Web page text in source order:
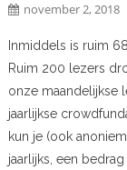
november 2, 2018
Inmiddels is ruim
Ruim 200 lezers
onze maandelijkse
jaarlijkse
kun je (ook
jaarlijks, een